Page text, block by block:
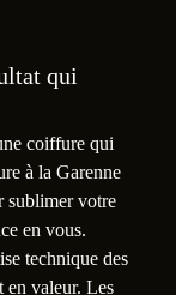
qui
coiffure qui
à la Garenne
sublimer votre
en vous.
technique des
en valeur. Les